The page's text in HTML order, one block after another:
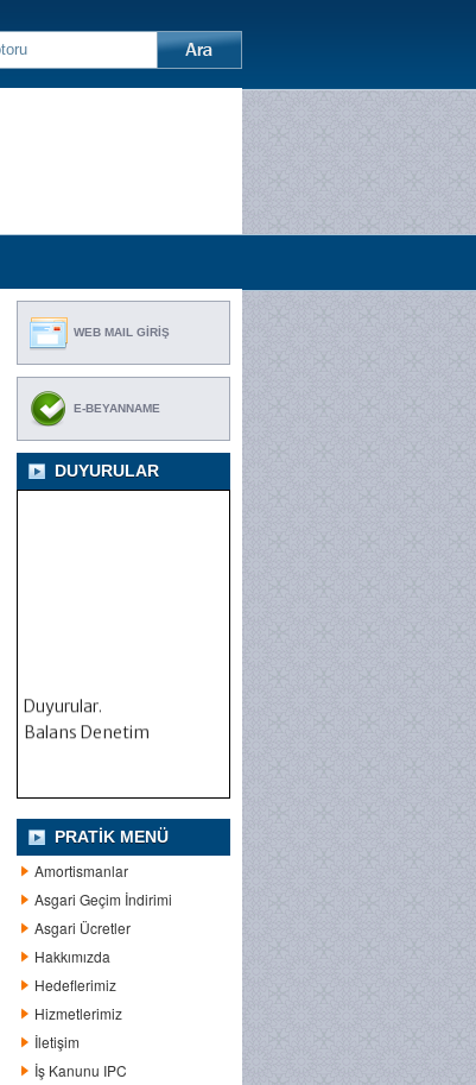
WEB MAIL GİRİŞ
E-BEYANNAME
DUYURULAR
Duyurular.
Balans Denetim
PRATIK MENÜ
Amortismanlar
Asgari Geçim İndirimi
Asgari Ücretler
Hakkımızda
Hedeflerimiz
Hizmetlerimiz
İletişim
İş Kanunu IPC